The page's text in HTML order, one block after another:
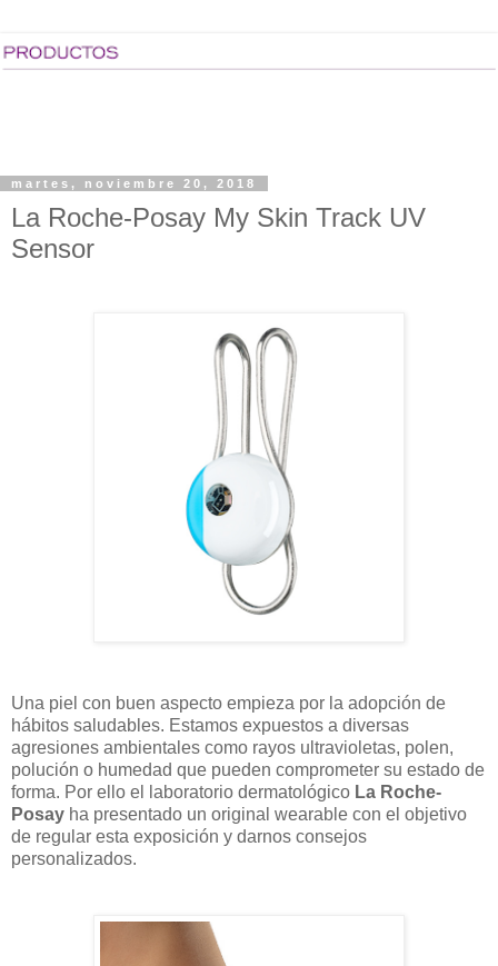
martes, noviembre 20, 2018
La Roche-Posay My Skin Track UV
Sensor
Una piel con buen aspecto empieza por la adopción de
hábitos saludables. Estamos expuestos a diversas
agresiones ambientales como rayos ultravioletas, polen,
polución o humedad que pueden comprometer su estado de
forma. Por ello el laboratorio dermatológico La Roche-
Posay ha presentado un original wearable con el objetivo
de regular esta exposición y darnos consejos
personalizados.